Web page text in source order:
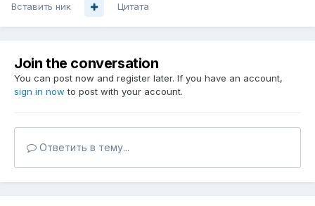
Вставить ник Цитата
Join the conversation
You can post now and register later. If you have an account,
sign in now to post with your account.
Ответить в тему...